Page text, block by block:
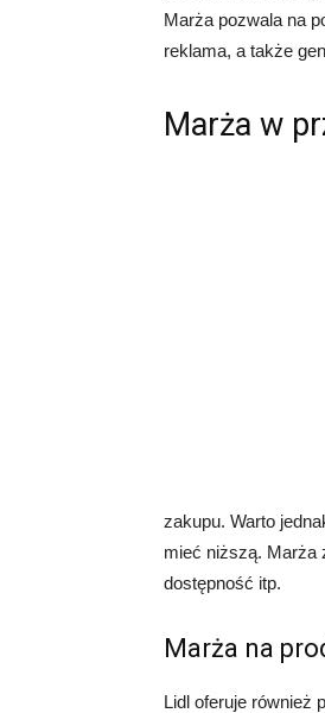
Marża pozwala na
reklama, a także
Marża w
zakupu. Warto
mieć niższą. Marża
dostępność itp.
Marża na
Lidl oferuje również